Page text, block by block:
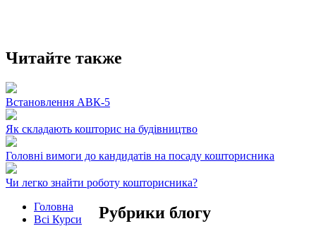
Читайте также
Встановлення АВК-5
Як складають кошторис на будівництво
Головні вимоги до кандидатів на посаду кошторисника
Чи легко знайти роботу кошторисника?
Рубрики блогу
Головна
Всі Курси